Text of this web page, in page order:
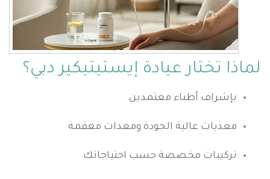
لماذا تختار عيادة إيستيتيكير دبي؟
بإشراف أطباء معتمدين
مغذيات عالية الجودة ومعدات معقمة
تركيبات مخصصة حسب احتياجاتك